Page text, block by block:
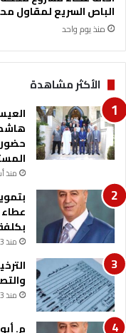
ي
م
د
ر
س
ة
ي
ب
ل
ا
ا
ث
ا
و
ي
ة
ل
ل
ب
ن
الباص السريع لمقاول
منذ يوم واحد
الأكثر مشاهدة
منذ
بكلفة (1.5)
منذ 3 أسابيع
منذ 3 أسابيع
م.